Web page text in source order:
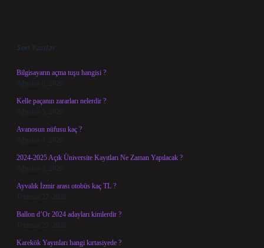
Son Yazılar
Bilgisayarın açma tuşu hangisi ?
Ağustos 6, 2026
Kelle paçanın zararları nelerdir ?
Ağustos 5, 2026
Avanosun nüfusu kaç ?
Ağustos 4, 2026
2024-2025 Açık Üniversite Kayıtları Ne Zaman Yapılacak ?
Ağustos 3, 2026
Ayvalık İzmir arası otobüs kaç TL ?
Temmuz 27, 2026
Ballon d’Or 2024 adayları kimlerdir ?
Temmuz 25, 2026
Karekök Yayınları hangi kırtasiyede ?